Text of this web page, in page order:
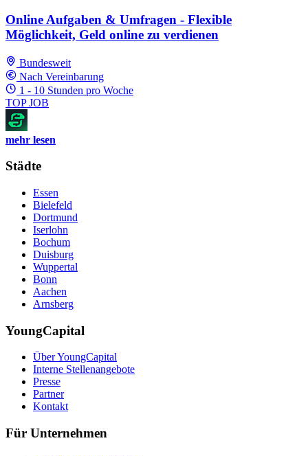
Online Aufgaben & Umfragen - Flexible
Möglichkeit, Geld online zu verdienen
Bundesweit
Nach Vereinbarung
1 - 10 Stunden pro Woche
TOP JOB
mehr lesen
Städte
Essen
Bielefeld
Dortmund
Iserlohn
Bochum
Duisburg
Wuppertal
Bonn
Aachen
Arnsberg
YoungCapital
Über YoungCapital
Interne Stellenangebote
Presse
Partner
Kontakt
Für Unternehmen